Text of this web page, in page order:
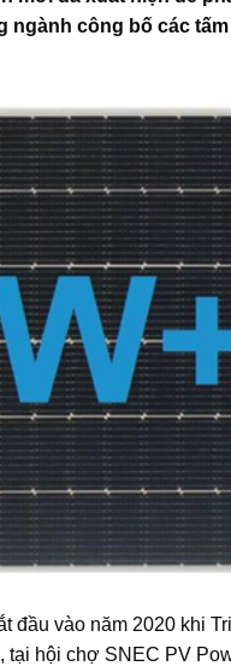
công bố các
vào năm 2020 khi
hội chợ SNEC PV